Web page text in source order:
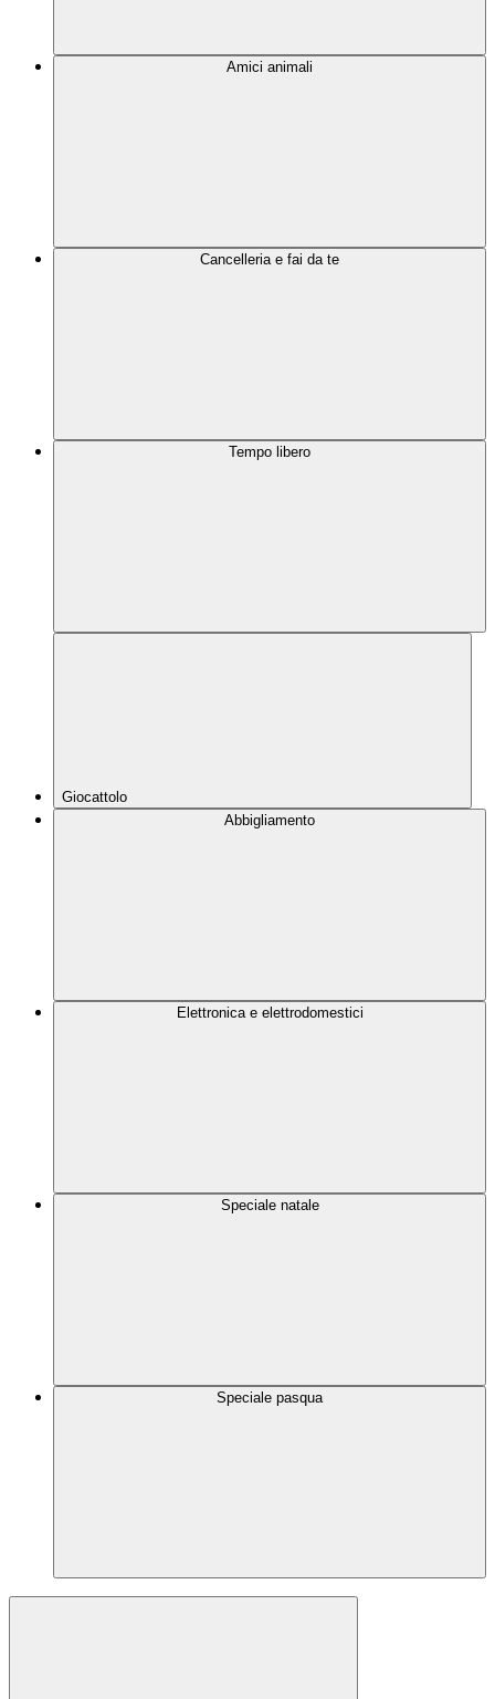
Amici animali
Cancelleria e fai da te
Tempo libero
Giocattolo
Abbigliamento
Elettronica e elettrodomestici
Speciale natale
Speciale pasqua